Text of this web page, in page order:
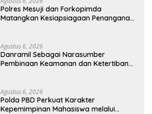
Polres Mesuji dan Forkopimda
Matangkan Kesiapsiagaan Penanganan
Agustus 6, 2026
Danramil Sebagai Narasumber
Pembinaan Keamanan dan Ketertiban
Agustus 6, 2026
Polda PBD Perkuat Karakter
Kepemimpinan Mahasiswa melalui